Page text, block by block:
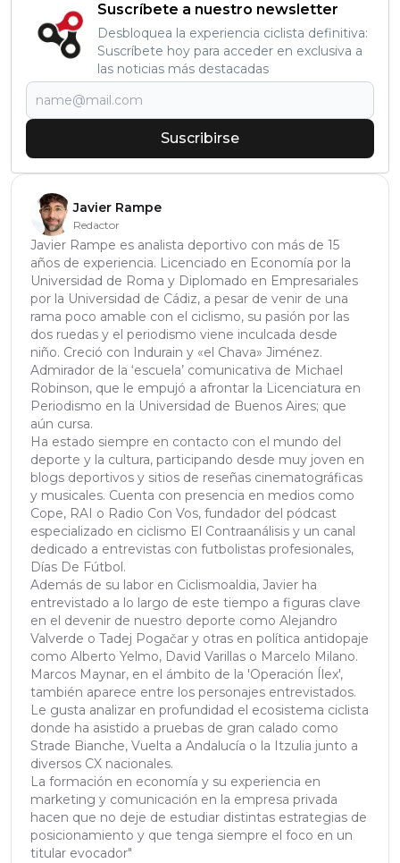
Suscríbete a nuestro newsletter
Desbloquea la experiencia ciclista definitiva:
Suscríbete hoy para acceder en exclusiva a
las noticias más destacadas
Suscribirse
Javier Rampe
Redactor
Javier Rampe es analista deportivo con más de 15
años de experiencia. Licenciado en Economía por la
Universidad de Roma y Diplomado en Empresariales
por la Universidad de Cádiz, a pesar de venir de una
rama poco amable con el ciclismo, su pasión por las
dos ruedas y el periodismo viene inculcada desde
niño. Creció con Indurain y «el Chava» Jiménez.
Admirador de la ‘escuela’ comunicativa de Michael
Robinson, que le empujó a afrontar la Licenciatura en
Periodismo en la Universidad de Buenos Aires; que
aún cursa.
Ha estado siempre en contacto con el mundo del
deporte y la cultura, participando desde muy joven en
blogs deportivos y sitios de reseñas cinematográficas
y musicales. Cuenta con presencia en medios como
Cope, RAI o Radio Con Vos, fundador del pódcast
especializado en ciclismo El Contraanálisis y un canal
dedicado a entrevistas con futbolistas profesionales,
Días De Fútbol.
Además de su labor en Ciclismoaldia, Javier ha
entrevistado a lo largo de este tiempo a figuras clave
en el devenir de nuestro deporte como Alejandro
Valverde o Tadej Pogačar y otras en política antidopaje
como Alberto Yelmo, David Varillas o Marcelo Milano.
Marcos Maynar, en el ámbito de la 'Operación Ílex',
también aparece entre los personajes entrevistados.
Le gusta analizar en profundidad el ecosistema ciclista
donde ha asistido a pruebas de gran calado como
Strade Bianche, Vuelta a Andalucía o la Itzulia junto a
diversos CX nacionales.
La formación en economía y su experiencia en
marketing y comunicación en la empresa privada
hacen que no deje de estudiar distintas estrategias de
posicionamiento y que tenga siempre el foco en un
titular evocador"